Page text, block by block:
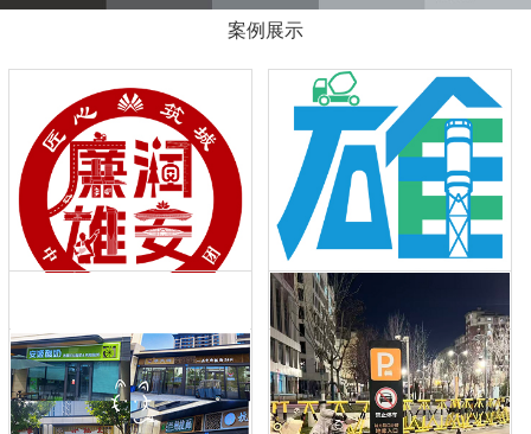
案例展示
欣赏作品 哇哦，这个logo好形象啊